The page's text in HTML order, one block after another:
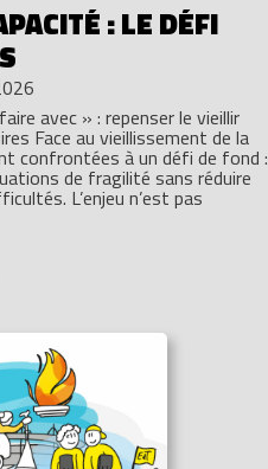
: LE DÉFI
avec » : repenser le vieillir
Face au vieillissement de la
confrontées à un défi de fond :
de fragilité sans réduire
L’enjeu n’est pas